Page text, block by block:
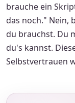
brauche ein
das noch." Nein,
du brauchst. Du
du's kannst.
Selbstvertrauen